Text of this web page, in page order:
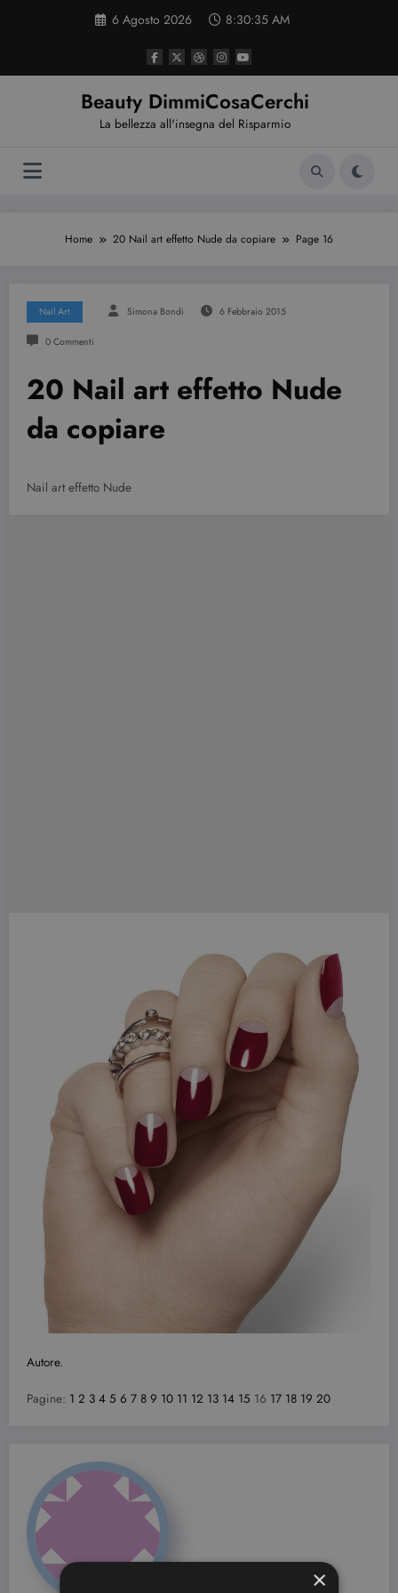
6 Agosto 2026 8:30:36 AM
Beauty DimmiCosaCerchi
La bellezza all'insegna del Risparmio
Home 20 Nail art effetto Nude da copiare Page 16
Nail Art Simona Bondi 6 Febbraio 2015
0 Commenti
20 Nail art effetto Nude
da copiare
Nail art effetto Nude
Autore.
Pagine: 1 2 3 4 5 6 7 8 9 10 11 12 13 14 15 16 17 18 19 20
×